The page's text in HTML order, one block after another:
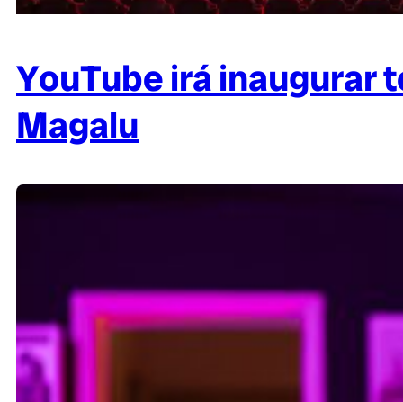
YouTube irá inaugurar
Magalu